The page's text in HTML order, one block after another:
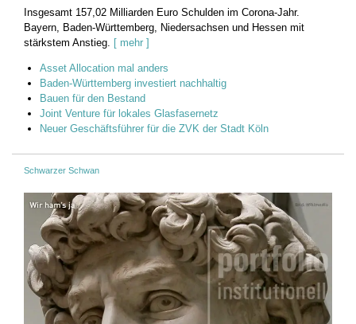
Insgesamt 157,02 Milliarden Euro Schulden im Corona-Jahr.
Bayern, Baden-Württemberg, Niedersachsen und Hessen mit
stärkstem Anstieg. [ mehr ]
Asset Allocation mal anders
Baden-Württemberg investiert nachhaltig
Bauen für den Bestand
Joint Venture für lokales Glasfasernetz
Neuer Geschäftsführer für die ZVK der Stadt Köln
Schwarzer Schwan